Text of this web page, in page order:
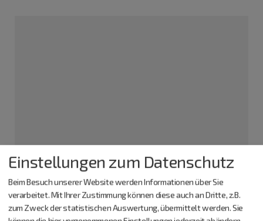
Schambachbühne Schamhaupten
Herr Wolfgang Schiereis
Schamhaupten
Schafshiller Straße 11
Einstellungen zum Datenschutz
Beim Besuch unserer Website werden Informationen über Sie
verarbeitet. Mit Ihrer Zustimmung können diese auch an Dritte, z.B.
zum Zweck der statistischen Auswertung, übermittelt werden. Sie